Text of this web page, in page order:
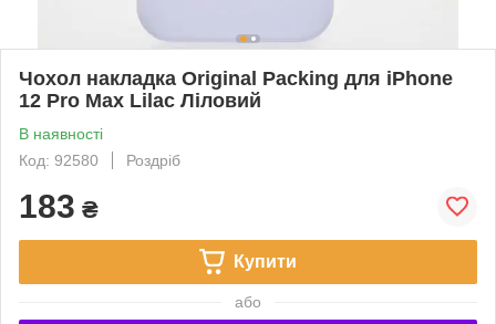
Чохол накладка Original Packing для iPhone
12 Pro Max Lilac Ліловий
В наявності
Код: 92580
Роздріб
183 ₴
Купити
або